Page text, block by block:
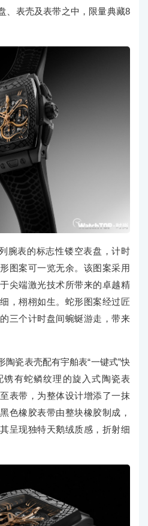
、表壳及表带之中，限量典藏8
腕表的标志性镂空表盘，计时
图案可一览无余。该图案采用
尖端激光技术所带来的卓越精
，栩栩如生。蛇形图案经过匠
三个计时盘间蜿蜒游走，带来
陶瓷表壳配有宇舶表“一键式”快
有蛇鳞纹理的旋入式陶瓷表
表带，为整体设计增添了一抹
色橡胶表带由整块橡胶制成，
呈现独特天鹅绒质感，折射细